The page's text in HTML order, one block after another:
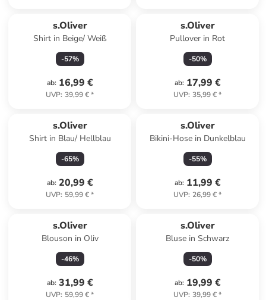
s.Oliver
Shirt in Beige/ Weiß
-57%
ab: 16,99 €
UVP: 39,99 €*
s.Oliver
Pullover in Rot
-50%
ab: 17,99 €
UVP: 35,99 €*
s.Oliver
Shirt in Blau/ Hellblau
-65%
ab: 20,99 €
UVP: 59,99 €*
s.Oliver
Bikini-Hose in Dunkelblau
-55%
ab: 11,99 €
UVP: 26,99 €*
s.Oliver
Blouson in Oliv
-46%
ab: 31,99 €
UVP: 59,99 €*
s.Oliver
Bluse in Schwarz
-50%
ab: 19,99 €
UVP: 39,99 €*